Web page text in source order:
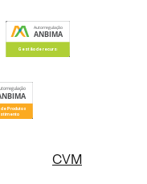
CVM